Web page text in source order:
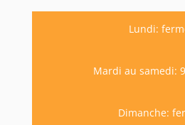
Lundi:
Mardi au samedi:
Dimanche: